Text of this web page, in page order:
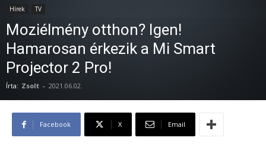
Hírek TV
Moziélmény otthon? Igen!
Hamarosan érkezik a Mi Smart
Projector 2 Pro!
Írta: Zsolt - 2021.06.02.
Facebook X Email